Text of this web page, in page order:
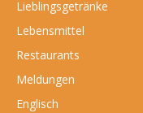
Lieblingsgetränke
Lebensmittel
Restaurants
Meldungen
Englisch